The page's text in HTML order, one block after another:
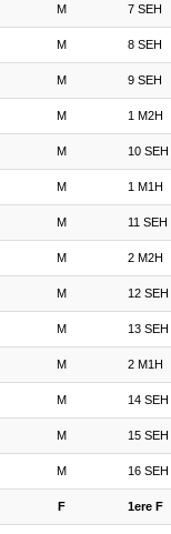
M 7 SEH
M 8 SEH
M 9 SEH
M 1 M2H
M 10 SEH
M 1 M1H
M 11 SEH
M 2 M2H
M 12 SEH
M 13 SEH
M 2 M1H
M 14 SEH
M 15 SEH
M 16 SEH
F 1ere F